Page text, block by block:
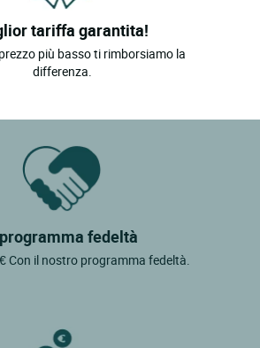
tariffa garantita!
più basso ti rimborsiamo la
differenza.
fedeltà
Con il nostro programma fedeltà.